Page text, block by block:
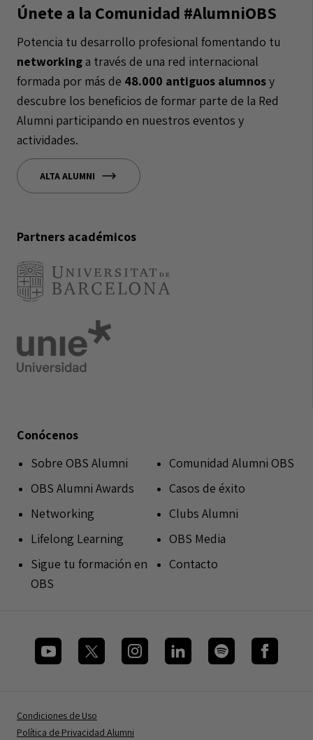
Únete a la Comunidad #AlumniOBS
Potencia tu desarrollo profesional fomentando tu
networkinga través de una red internacional
formada por más de 48.000 antiguos alumnosy
descubre los beneficios de formar parte de la Red
Alumni participando en nuestros eventos y
actividades.
ALTA ALUMNI
Partners académicos
Conócenos
Sobre OBS Alumni
OBS Alumni Awards
Networking
Lifelong Learning
Sigue tu formación en
OBS
Comunidad Alumni OBS
Casos de éxito
Clubs Alumni
OBS Media
Contacto
Condiciones de Uso
Política de Privacidad Alumni